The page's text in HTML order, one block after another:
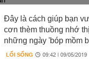
Đây là cách giúp bạn
cơn thèm thuồng nhớ
những ngày 'bóp mồm
miệng' để giảm cân
LỐI SỐNG 09:42 | 09/05/2019